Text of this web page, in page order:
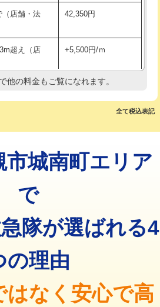
工事/3ｍ超
め戻し作業） 11,000円~
） 66,000円
10㎝まで）
10㎝超え）
まで） 27,500円
16,500円
現場見積
（店舗・法
42,350円
超え（店
+5,500円/ｍ
現地調査
33,000円
え +3,300円
理・清掃・修
11,000円
理・清掃・修
22,000円
理・清掃・修
33,000円
他の料金もご覧になれます。
全て税込表記
市城南町エリア
で
隊が選ばれる4
の理由
はなく安心で高